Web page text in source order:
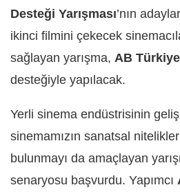
Desteği Yarışması’nın
ikinci filmini çekecek
sağlayan yarışma, AB
desteğiyle yapılacak.
Yerli sinema endüstrisinin
sinemamızın sanatsal
bulunmayı da amaçlayan
senaryosu başvurdu. Yapımcı